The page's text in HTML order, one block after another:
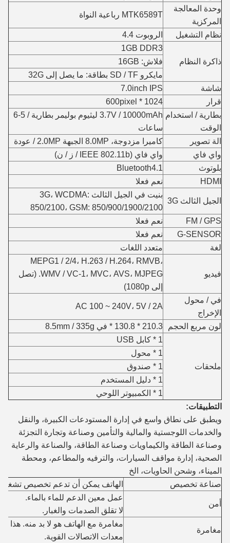
وحدة المعالجة
المركزية
MTK6589T رباعية النواة
نظام التشغيل الروبوت 4.4
ذاكرة النظام
1GB DDR3
فلاش: 16GB
مايكرو SD / TF بطاقة: ما يصل إلى 32G
شاشة
7.0inch IPS
قرار
1024 * 600pixel
بطارية / استخدام
الوقت
3.7V / 10000mAh ليثيوم بوليمر بطارية / 5-6
ساعات
الة تصوير
كاميرا مزدوجة، 8.0MP الجبهة 2.0MP / عودة
واي فاي
واي فاي (IEEE 802.11b / ز / ن)
بلوتوث
Bluetooth4.1
HDMI
نعم فعلا
الجيل الثالث 3G
بنيت في الجيل الثالث 3G، WCDMA:
850/2100، GSM: 850/900/1900/2100
FM / GPS
نعم فعلا
G-SENSOR
نعم فعلا
لغة
متعدد اللغات
فيديو
MEPG1 / 2/4، H.263 / H.264، RMVB،
WMV / VC-1، MVC، AVS، MJPEG. (تصل
إلى 1080p)
في / محول
الإخراج
AC 100 ~ 240V، 5V / 2A
لون مربع الحجم 210.3 * 130.8 * في 8.5mm / 335g
ملحقات
1 * كابل USB
1 * محول
1 * صندوق
1 * دليل المستخدم
1 * الكمبيوتر اللوحي
التطبيقات:
ويطبق على نطاق واسع في إدارة المستودعات الكبيرة، والنقل
والخدمات اللوجستية والمالية والتأمين وصناعة وتجارة التجزئة
وصناعة الطاقة والكيماويات وصناعة الطاقة، والصناعة والرعاية
الصحية، إدارة مواقف السيارات، والترفيه والمطاعم، ومحطة
الميناء، وشحن الحاويات، الخ
صناعة تخصيص
الهاتف يمكن أن تدعم تخصيص تشغيل
أمن
عمل معين الدعم للماء بالماء.
لا تقلق الصدمات والغبار.
مغامرة
مغامرة مع الهاتف هو لا بد منه. هذا
معدات الاتصالات القوية.